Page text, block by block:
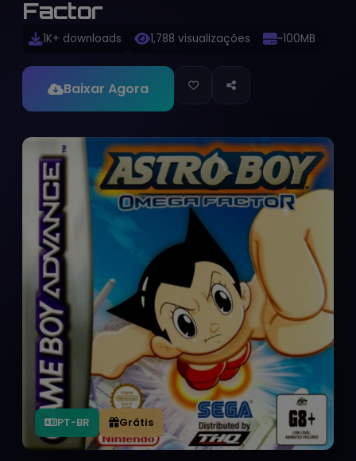
Factor
1K+ downloads 1,788 visualizações ~100MB
Baixar Agora
PT-BR Grátis